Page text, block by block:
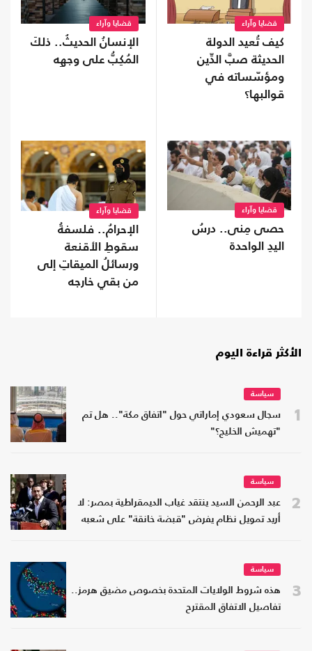
قضايا وآراء
كيف تُعيد الدولة
الحديثة صبَّ الدِّين
ومؤسّساته في
قوالبها؟
قضايا وآراء
الإنسانُ الحديثُ.. ذلكَ
المُكِبُّ على وجهِه
قضايا وآراء
حصى مِنى.. درسُ
اليدِ الواحدة
قضايا وآراء
الإحرامُ.. فلسفةُ
سقوطِ الأقنعة
ورسائلُ الميقاتِ إلى
من بقي خارجه
الأكثر قراءة اليوم
1
سياسة
سجال سعودي إماراتي حول "اتفاق مكة".. هل تم
"تهميش الخليج؟"
2
سياسة
عبد الرحمن السيد ينتقد غياب الديمقراطية بمصر: لا
أريد تمويل نظام يفرض "قبضة خانقة" على شعبه
3
سياسة
هذه شروط الولايات المتحدة بخصوص مضيق هرمز..
تفاصيل الاتفاق المقترح